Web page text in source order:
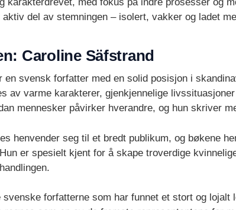
del av stemningen – isolert, vakker og ladet
Caroline Säfstrand
en svensk forfatter med en solid posisjon i
av varme karakterer, gjenkjennelige
mennesker påvirker hverandre, og hun skriver
henvender seg til et bredt publikum, og bøkene
er spesielt kjent for å skape troverdige
svenske forfatterne som har funnet et stort og